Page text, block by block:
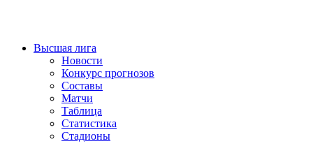
Высшая лига
Новости
Конкурс прогнозов
Составы
Матчи
Таблица
Статистика
Стадионы